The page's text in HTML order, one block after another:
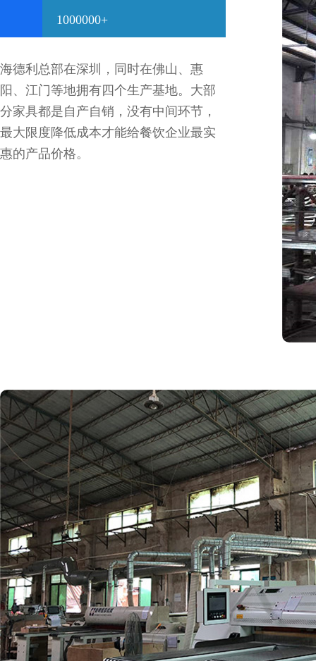
1000000+
海德利总部在深圳，同时在佛山、惠
阳、江门等地拥有四个生产基地。大部
分家具都是自产自销，没有中间环节，
最大限度降低成本才能给餐饮企业最实
惠的产品价格。